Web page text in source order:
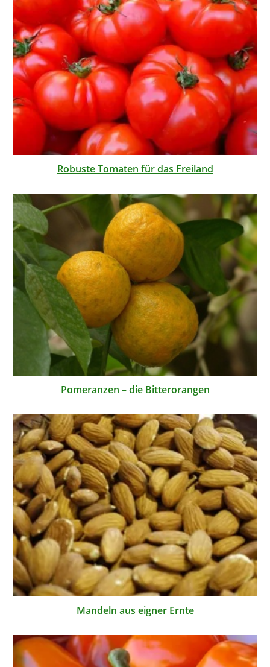
Robuste Tomaten für das Freiland
Pomeranzen – die Bitterorangen
Mandeln aus eigner Ernte